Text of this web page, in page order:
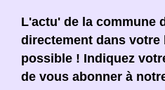
L'actu' de la commune
directement dans votre
possible ! Indiquez
de vous abonner à